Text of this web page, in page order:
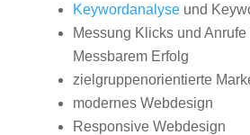
Keywordanalyseund
Messung Klicks und Anrufe
Messbarem Erfolg
zielgruppenorientierte
modernes Webdesign
Responsive Webdesign